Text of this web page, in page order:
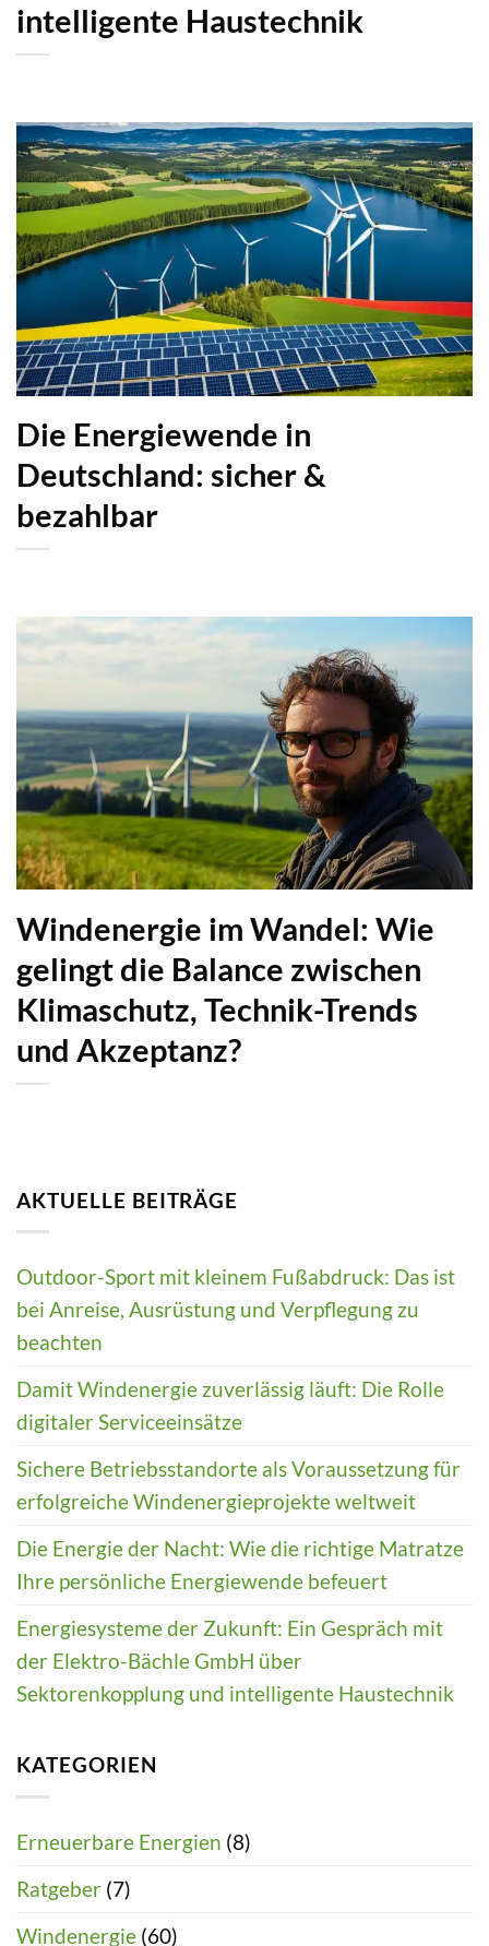
intelligente Haustechnik
Die Energiewende in
Deutschland: sicher &
bezahlbar
Windenergie im Wandel: Wie
gelingt die Balance zwischen
Klimaschutz, Technik-Trends
und Akzeptanz?
AKTUELLE BEITRÄGE
Outdoor-Sport mit kleinem Fußabdruck: Das ist
bei Anreise, Ausrüstung und Verpflegung zu
beachten
Damit Windenergie zuverlässig läuft: Die Rolle
digitaler Serviceeinsätze
Sichere Betriebsstandorte als Voraussetzung für
erfolgreiche Windenergieprojekte weltweit
Die Energie der Nacht: Wie die richtige Matratze
Ihre persönliche Energiewende befeuert
Energiesysteme der Zukunft: Ein Gespräch mit
der Elektro-Bächle GmbH über
Sektorenkopplung und intelligente Haustechnik
KATEGORIEN
Erneuerbare Energien (8)
Ratgeber (7)
Windenergie (60)